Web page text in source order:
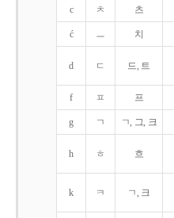
c ㅊ 츠
ć ㅡ 치
d ㄷ 드, 트
f ㅍ 프
g ㄱ ㄱ, 그, 크
h ㅎ 흐
k ㅋ ㄱ, 크